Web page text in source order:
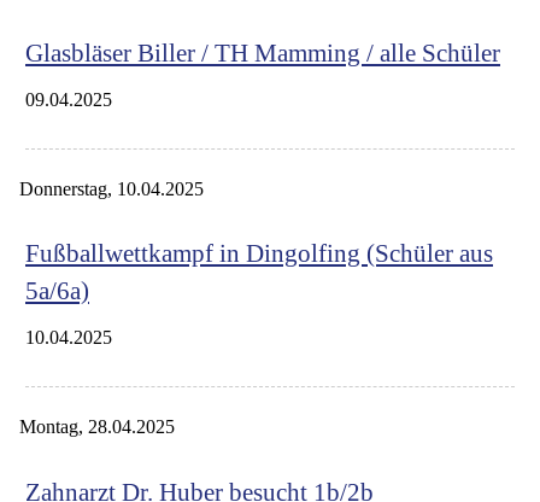
Glasbläser Biller / TH Mamming / alle Schüler
09.04.2025
Donnerstag, 10.04.2025
Fußballwettkampf in Dingolfing (Schüler aus
5a/6a)
10.04.2025
Montag, 28.04.2025
Zahnarzt Dr. Huber besucht 1b/2b